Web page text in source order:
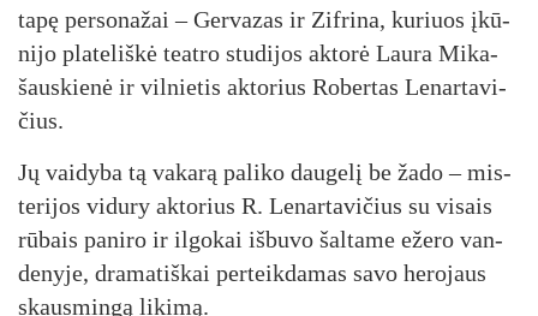
ta­pę per­so­na­žai – Ger­va­zas ir Zif­ri­na, ku­riuos įkū­
ni­jo pla­te­liš­kė teat­ro stu­di­jos ak­to­rė Lau­ra Mi­ka­
šaus­kie­nė ir vil­nie­tis ak­to­rius Ro­ber­tas Le­nar­ta­vi­
čius.
Jų vai­dy­ba tą va­ka­rą pa­li­ko dau­ge­lį be ža­do – mis­
te­ri­jos vi­du­ry ak­to­rius R. Le­nar­ta­vi­čius su vi­sais
rū­bais pa­ni­ro ir il­go­kai iš­bu­vo šal­ta­me eže­ro van­
de­ny­je, dra­ma­tiš­kai per­teik­da­mas sa­vo he­ro­jaus
skaus­min­gą li­ki­mą.